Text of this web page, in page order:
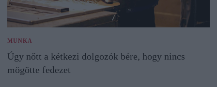
MUNKA
Úgy nőtt a kétkezi dolgozók bére, hogy nincs
mögötte fedezet